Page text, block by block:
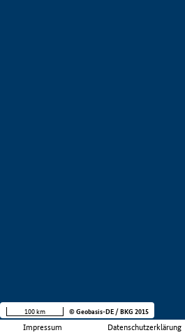
Impressum Datenschutzerklärung
100 km © Geobasis-DE / BKG 2015